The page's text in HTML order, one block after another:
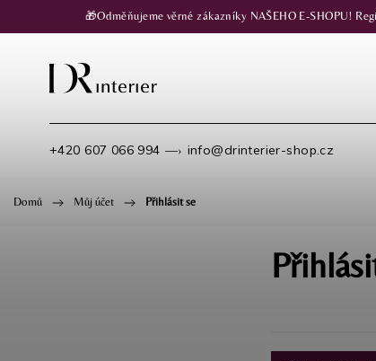
+420 607 066 994 —› info@drinterier-shop.cz
🎁Odměňujeme věrné zákazníky NAŠEHO E-SHOPU!
Domů / Můj účet / Přihlásit se